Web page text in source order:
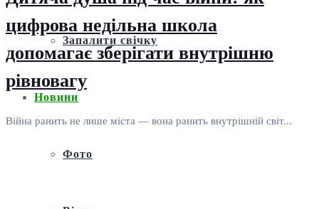
Запалити свічку
Новини
Фото
цифрова недільна школа
допомагає зберігати внутрішню
рівновагу
Війна ранить не лише міста — вона ранить внутрішній світ...